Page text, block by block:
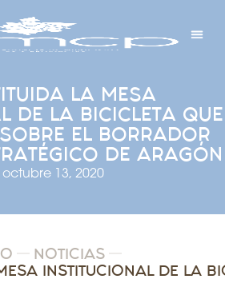
LA MESA
DE LA BICICLETA QUE
EL BORRADOR
DE ARAGÓN
octubre 13, 2020
NOTICIAS